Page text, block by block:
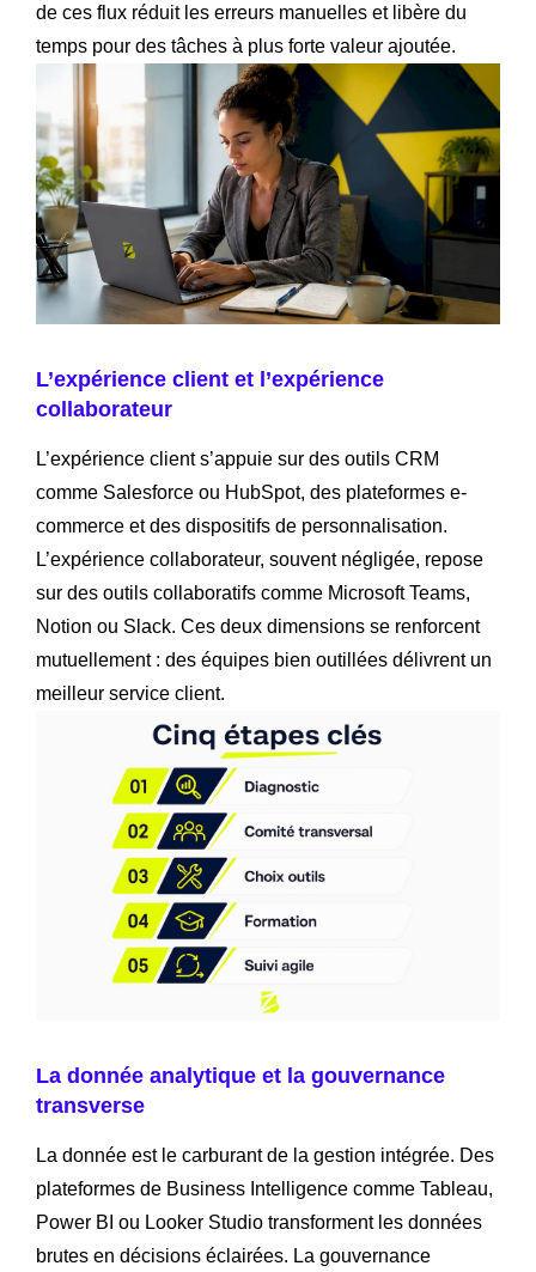
de ces flux réduit les erreurs manuelles et libère du
temps pour des tâches à plus forte valeur ajoutée.
L’expérience client et l’expérience
collaborateur
L’expérience client s’appuie sur des outils CRM
comme Salesforce ou HubSpot, des plateformes e-
commerce et des dispositifs de personnalisation.
L’expérience collaborateur, souvent négligée, repose
sur des outils collaboratifs comme Microsoft Teams,
Notion ou Slack. Ces deux dimensions se renforcent
mutuellement : des équipes bien outillées délivrent un
meilleur service client.
La donnée analytique et la gouvernance
transverse
La donnée est le carburant de la gestion intégrée. Des
plateformes de Business Intelligence comme Tableau,
Power BI ou Looker Studio transforment les données
brutes en décisions éclairées. La gouvernance